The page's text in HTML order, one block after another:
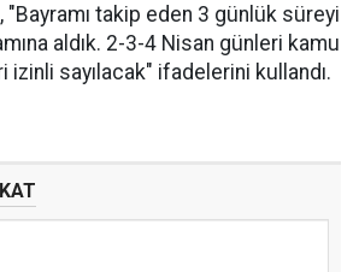
"Bayramı takip eden 3 günlük süreyi
aldık. 2-3-4 Nisan günleri kamu
izinli sayılacak" ifadelerini kullandı.